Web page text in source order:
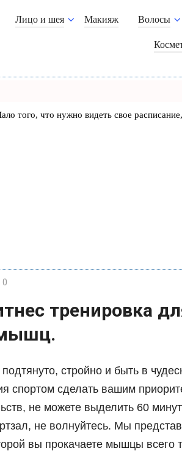
Лицо и шея Макияж Волосы
того, что нужно видеть свое
0
тренировка
стройно и быть в
спортом сделать вашим
не можете выделить 60
не волнуйтесь. Мы
вы прокачаете мышцы всего